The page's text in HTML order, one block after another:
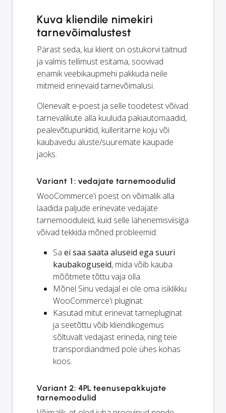
Kuva kliendile nimekiri
tarnevõimalustest
Pärast seda, kui klient on ostukorvi täitnud
ja valmis tellimust esitama, soovivad
enamik veebikaupmehi pakkuda neile
mitmeid erinevaid tarnevõimalusi.
Olenevalt e-poest ja selle toodetest võivad
tarnevalikute alla kuuluda pakiautomaadid,
pealevõtupunktid, kulleritarne koju või
kaubavedu aluste/suuremate kaupade
jaoks.
Variant 1: vedajate tarnemoodulid
WooCommerce'i poest on võimalik alla
laadida paljude erinevate vedajate
tarnemooduleid, kuid selle lähenemisviisiga
võivad tekkida mõned probleemid:
Sa ei saa saata aluseid ega suuri
kaubakoguseid, mida võib kauba
mõõtmete tõttu vaja olla.
Mõnel Sinu vedajal ei ole oma isiklikku
WooCommerce'i pluginat.
Kasutad mitut erinevat tarnepluginat
ja seetõttu võib kliendikogemus
sõltuvalt vedajast erineda, ning teie
transpordiandmed pole ühes kohas
koos.
Variant 2: 4PL teenusepakkujate
tarnemoodulid